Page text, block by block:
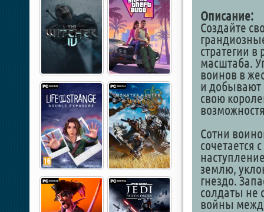
Описание:
Создайте
стратегии
масштаба.
воинов в
и добывают
свою
Сотни
сочетается
землю,
гнездо.
солдаты не
войны